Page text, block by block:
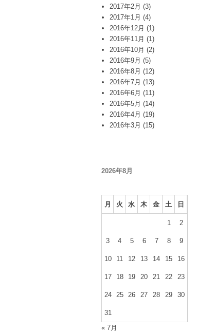
2017年2月 (3)
2017年1月 (4)
2016年12月 (1)
2016年11月 (1)
2016年10月 (2)
2016年9月 (5)
2016年8月 (12)
2016年7月 (13)
2016年6月 (11)
2016年5月 (14)
2016年4月 (19)
2016年3月 (15)
2026年8月
月 火 水 木 金 土 日
1 2
3 4 5 6 7 8 9
10 11 12 13 14 15 16
17 18 19 20 21 22 23
24 25 26 27 28 29 30
31
« 7月